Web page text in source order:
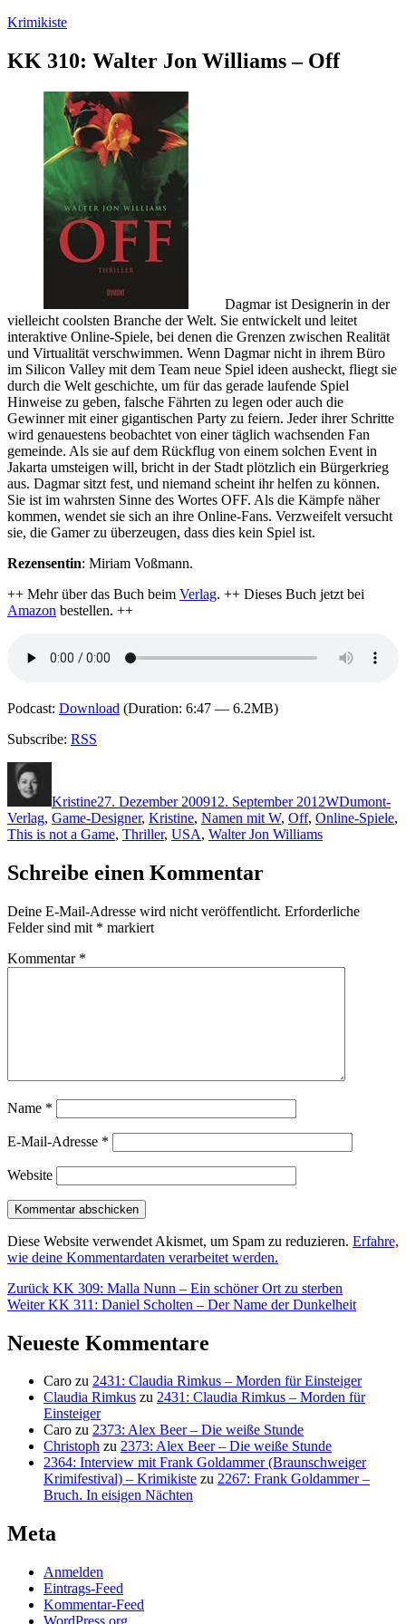
Zum
springen
Krimikiste
KK 310: Walter Jon Williams – Off
Dagmar ist Designerin in der
vielleicht coolsten Branche der Welt. Sie entwickelt und leitet
interaktive Online-Spiele, bei denen die Grenzen zwischen Realität
und Virtualität verschwimmen. Wenn Dagmar nicht in ihrem Büro
im Silicon Valley mit dem Team neue Spiel ideen ausheckt, fliegt sie
durch die Welt geschichte, um für das gerade laufende Spiel
Hinweise zu geben, falsche Fährten zu legen oder auch die
Gewinner mit einer gigantischen Party zu feiern. Jeder ihrer Schritte
wird genauestens beobachtet von einer täglich wachsenden Fan
gemeinde. Als sie auf dem Rückflug von einem solchen Event in
Jakarta umsteigen will, bricht in der Stadt plötzlich ein Bürgerkrieg
aus. Dagmar sitzt fest, und niemand scheint ihr helfen zu können.
Sie ist im wahrsten Sinne des Wortes OFF. Als die Kämpfe näher
kommen, wendet sie sich an ihre Online-Fans. Verzweifelt versucht
sie, die Gamer zu überzeugen, dass dies kein Spiel ist.
Rezensentin: Miriam Voßmann.
++ Mehr über das Buch beim Verlag. ++ Dieses Buch jetzt bei
Amazon bestellen. ++
Podcast: Download (Duration: 6:47 — 6.2MB)
Subscribe: RSS
Kristine27. Dezember 200912. September 2012WDumont-
Verlag, Game-Designer, Kristine, Namen mit W, Off, Online-Spiele,
This is not a Game, Thriller, USA, Walter Jon Williams
Schreibe einen Kommentar
Deine E-Mail-Adresse wird nicht veröffentlicht. Erforderliche
Felder sind mit * markiert
Kommentar *
Name *
E-Mail-Adresse *
Website
Diese Website verwendet Akismet, um Spam zu reduzieren. Erfahre,
wie deine Kommentardaten verarbeitet werden.
Beitragsnavigation
Zurück Vorheriger
Beitrag:
KK 309: Malla Nunn – Ein schöner Ort zu sterben
Weiter Nächster
KK 311: Daniel Scholten – Der Name der Dunkelheit
Neueste Kommentare
Caro zu 2431: Claudia Rimkus – Morden für Einsteiger
Claudia Rimkus zu 2431: Claudia Rimkus – Morden für
Einsteiger
Caro zu 2373: Alex Beer – Die weiße Stunde
Christoph zu 2373: Alex Beer – Die weiße Stunde
2364: Interview mit Frank Goldammer (Braunschweiger
Krimifestival) – Krimikiste zu 2267: Frank Goldammer –
Bruch. In eisigen Nächten
Meta
Anmelden
Eintrags-Feed
Kommentar-Feed